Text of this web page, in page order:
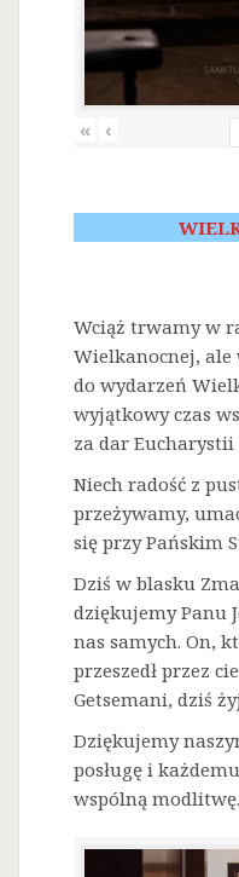
« ‹
Wciąż trwamy w
Wielkanocnej, ale
do wydarzeń
wyjątkowy czas
za dar Eucharystii
Niech radość z
przeżywamy,
się przy Pańskim
Dziś w blasku
dziękujemy Panu
nas samych. On,
przeszedł przez
Getsemani, dziś
Dziękujemy
posługę i
wspólną modlitwę.